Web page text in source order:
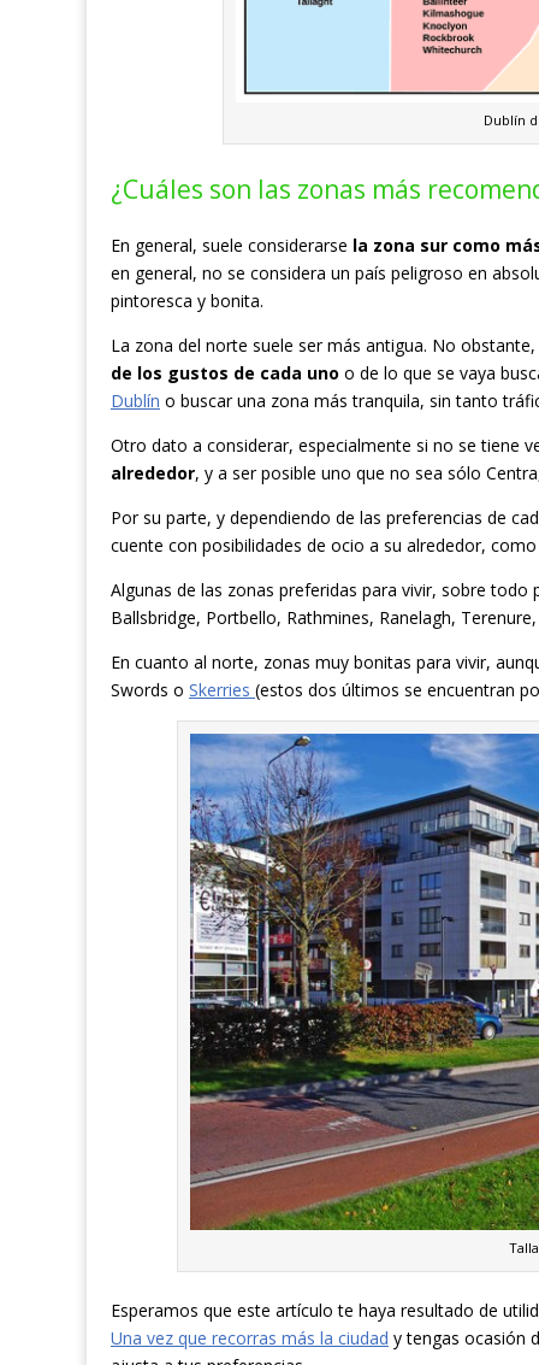
Dublín
¿Cuáles son las zonas más
En general, suele considerarse la zona sur como
en general, no se considera un país peligroso en
pintoresca y bonita.
La zona del norte suele ser más antigua. No
de los gustos de cada uno o de lo que se vaya
Dublín o buscar una zona más tranquila, sin tanto
Otro dato a considerar, especialmente si no se tiene
alrededor, y a ser posible uno que no sea sólo
Por su parte, y dependiendo de las preferencias de
cuente con posibilidades de ocio a su alrededor,
Algunas de las zonas preferidas para vivir, sobre
Ballsbridge, Portbello, Rathmines, Ranelagh,
En cuanto al norte, zonas muy bonitas para vivir,
Swords o Skerries (estos dos últimos se encuentran
Esperamos que este artículo te haya resultado de
Una vez que recorras más la ciudad y tengas ocasión